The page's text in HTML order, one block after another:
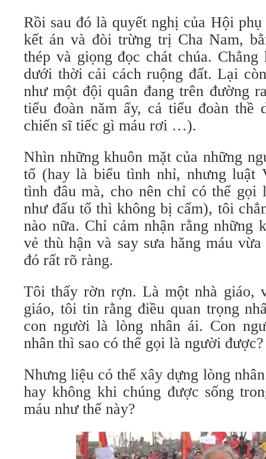
Rồi sau đó là quyết nghị của Hội
kết án và đòi trừng trị Cha Nam,
thép và giọng đọc chát chúa. Chẳng
dưới thời cải cách ruộng đất. Lại
như một đội quân đang trên đường
tiểu đoàn năm ấy, cả tiểu đoàn thề
chiến sĩ tiếc gì máu rơi …).
Nhìn những khuôn mặt của những
tố (hay là biểu tình nhỉ, nhưng luật
tình đâu mà, cho nên chỉ có thể
như đấu tố thì không bị cấm), tôi
nào nữa. Chỉ cảm nhận rằng những
vẻ thù hận và say sưa hăng máu
đó rất rõ ràng.
Tôi thấy rờn rợn. Là một nhà giáo,
giáo, tôi tin rằng điều quan trọng
con người là lòng nhân ái. Con
nhân thì sao có thể gọi là người được?
Nhưng liệu có thể xây dựng lòng
hay không khi chúng được sống
máu như thế này?